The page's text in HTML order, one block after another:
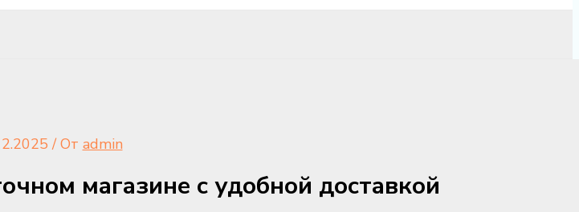
/ От admin
магазине с удобной доставкой